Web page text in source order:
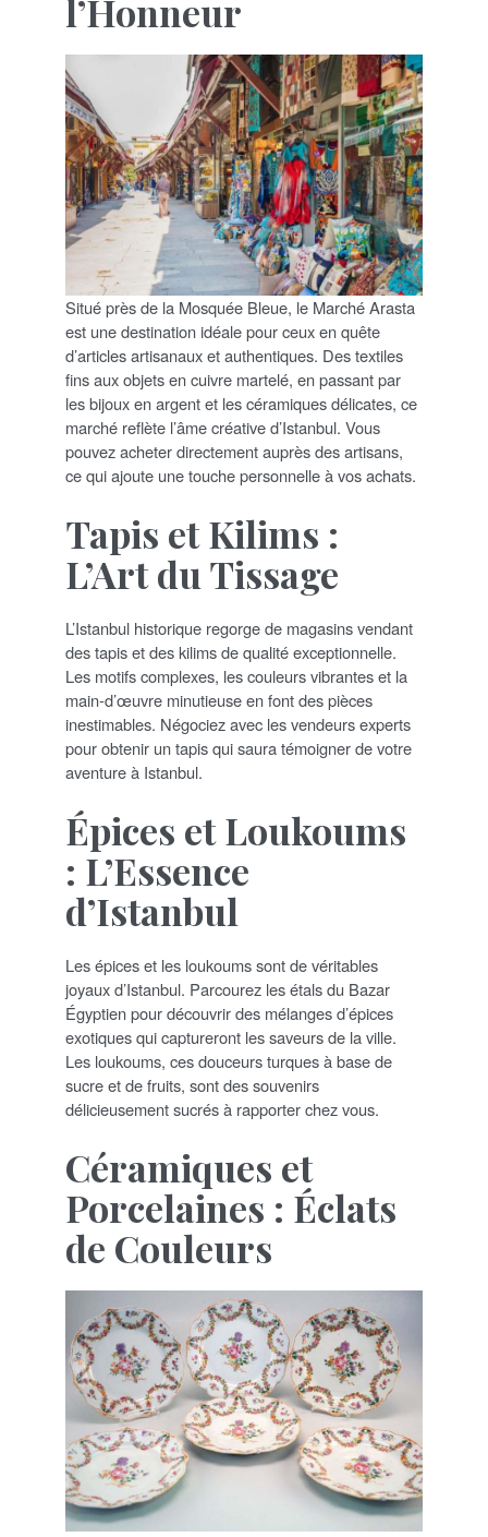
l’Honneur
Situé près de la Mosquée Bleue, le Marché Arasta
est une destination idéale pour ceux en quête
d’articles artisanaux et authentiques. Des textiles
fins aux objets en cuivre martelé, en passant par
les bijoux en argent et les céramiques délicates, ce
marché reflète l’âme créative d’Istanbul. Vous
pouvez acheter directement auprès des artisans,
ce qui ajoute une touche personnelle à vos achats.
Tapis et Kilims :
L’Art du Tissage
L’Istanbul historique regorge de magasins vendant
des tapis et des kilims de qualité exceptionnelle.
Les motifs complexes, les couleurs vibrantes et la
main-d’œuvre minutieuse en font des pièces
inestimables. Négociez avec les vendeurs experts
pour obtenir un tapis qui saura témoigner de votre
aventure à Istanbul.
Épices et Loukoums
: L’Essence
d’Istanbul
Les épices et les loukoums sont de véritables
joyaux d’Istanbul. Parcourez les étals du Bazar
Égyptien pour découvrir des mélanges d’épices
exotiques qui captureront les saveurs de la ville.
Les loukoums, ces douceurs turques à base de
sucre et de fruits, sont des souvenirs
délicieusement sucrés à rapporter chez vous.
Céramiques et
Porcelaines : Éclats
de Couleurs